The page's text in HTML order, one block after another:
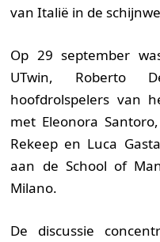
van Italië in de
Op 29 september
UTwin, Roberto
hoofdrolspelers van
met Eleonora
Rekeep en Luca
aan de School of
Milano.
De discussie